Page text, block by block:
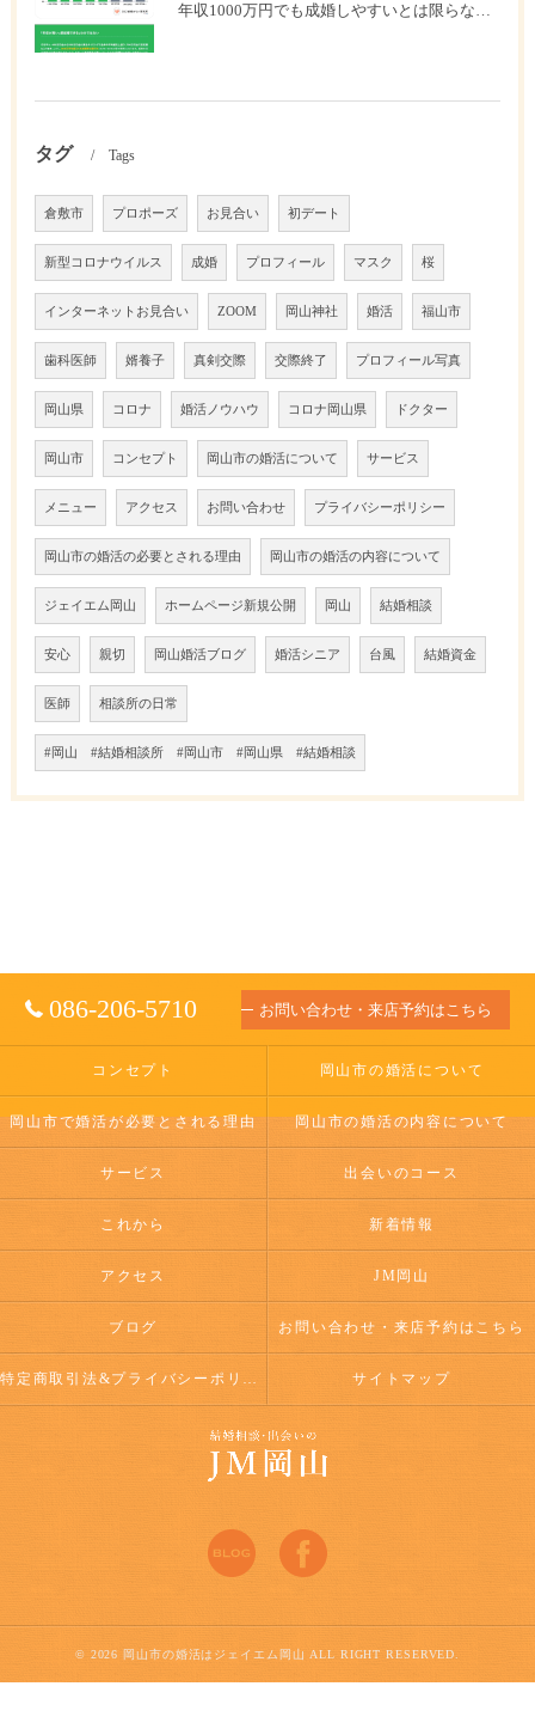
年収1000万円でも成婚しやすいとは限らない? 「年収帯別の成婚率」のリアル
タグ Tags
倉敷市 プロポーズ お見合い 初デート
新型コロナウイルス 成婚 プロフィール マスク 桜
インターネットお見合い ZOOM 岡山神社 婚活 福山市
歯科医師 婿養子 真剣交際 交際終了 プロフィール写真
岡山県 コロナ 婚活ノウハウ コロナ岡山県 ドクター
岡山市 コンセプト 岡山市の婚活について サービス
メニュー アクセス お問い合わせ プライバシーポリシー
岡山市の婚活の必要とされる理由 岡山市の婚活の内容について
ジェイエム岡山 ホームページ新規公開 岡山 結婚相談
安心 親切 岡山婚活ブログ 婚活シニア 台風 結婚資金
医師 相談所の日常
#岡山 #結婚相談所 #岡山市 #岡山県 #結婚相談
086-206-5710 お問い合わせ・来店予約はこちら
コンセプト 岡山市の婚活について
岡山市で婚活が必要とされる理由 岡山市の婚活の内容について
サービス 出会いのコース
これから 新着情報
アクセス JM岡山
ブログ お問い合わせ・来店予約はこちら
特定商取引法&プライバシーポリシー サイトマップ
© 2026 岡山市の婚活はジェイエム岡山 ALL RIGHT RESERVED.